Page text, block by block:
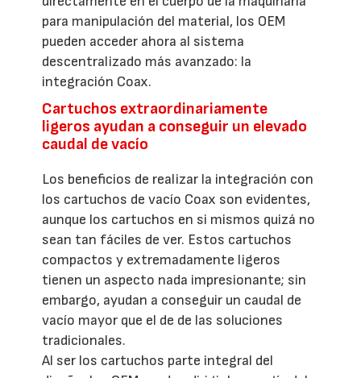
para manipulación del material, los OEM
pueden acceder ahora al sistema
descentralizado más avanzado: la
integración Coax.
Cartuchos extraordinariamente
ligeros ayudan a conseguir un elevado
caudal de vacío
Los beneficios de realizar la integración con
los cartuchos de vacío Coax son evidentes,
aunque los cartuchos en si mismos quizá no
sean tan fáciles de ver. Estos cartuchos
compactos y extremadamente ligeros
tienen un aspecto nada impresionante; sin
embargo, ayudan a conseguir un caudal de
vacío mayor que el de de las soluciones
tradicionales.
Al ser los cartuchos parte integral del